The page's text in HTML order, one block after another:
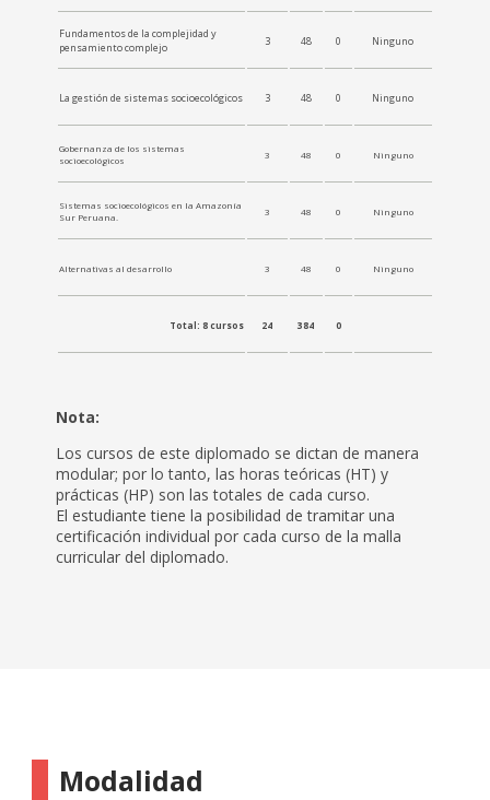
Fundamentos de la complejidad y
pensamiento complejo
3 48 0 Ninguno
La gestión de sistemas socioecológicos 3 48 0 Ninguno
Gobernanza de los sistemas
socioecológicos
3 48 0 Ninguno
Sistemas socioecológicos en la Amazonía
Sur Peruana.
3 48 0 Ninguno
Alternativas al desarrollo 3 48 0 Ninguno
Total: 8 cursos 24 384 0
Nota:
Los cursos de este diplomado se dictan de manera
modular; por lo tanto, las horas teóricas (HT) y
prácticas (HP) son las totales de cada curso.
El estudiante tiene la posibilidad de tramitar una
certificación individual por cada curso de la malla
curricular del diplomado.
Modalidad